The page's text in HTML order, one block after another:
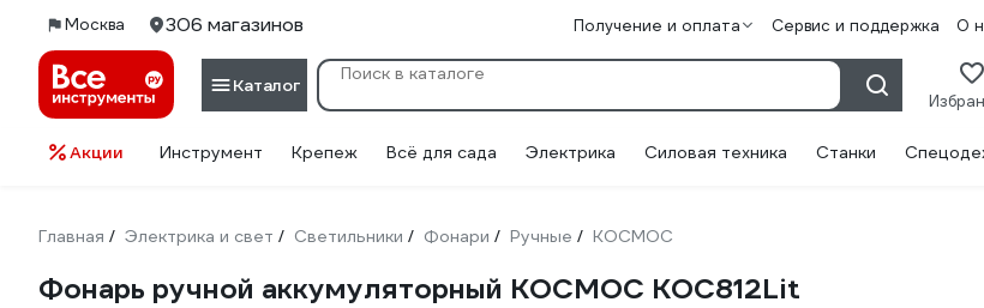
Москва 306 магазинов Получение и оплата Сервис и поддержка О
Каталог
Акции Инструмент Крепеж Всё для сада Электрика Силовая техника Станки
Главная / Электрика и свет / Светильники / Фонари / Ручные / КОСМОС
Фонарь ручной аккумуляторный КОСМОС KOC812Lit